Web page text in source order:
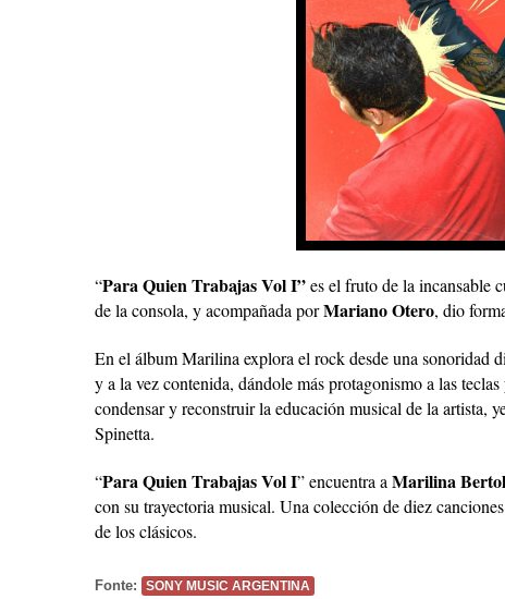
“Para Quien Trabajas Vol I”es el fruto de la incansable
de la consola, y acompañada porMariano Otero, dio
En el álbum Marilina explora el rock desde una sonoridad
y a la vez contenida, dándole más protagonismo a las
condensar y reconstruir la educación musical de la artista,
Spinetta.
“Para Quien Trabajas Vol I” encuentra a Marilina
con su trayectoria musical. Una colección de diez
de los clásicos.
Fonte: SONY MUSIC ARGENTINA